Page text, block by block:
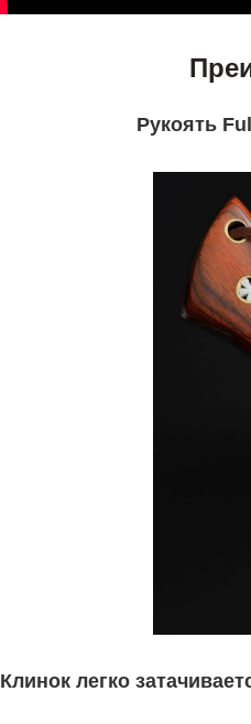
Рукоять
Клинок легко